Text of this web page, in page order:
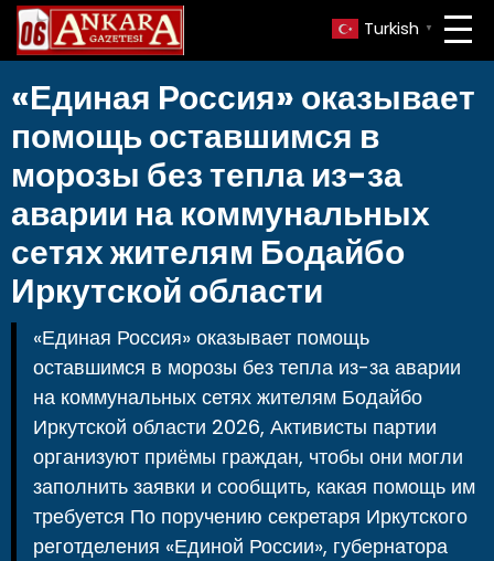
Turkish ▼
«Единая Россия» оказывает
помощь оставшимся в
морозы без тепла из-за
аварии на коммунальных
сетях жителям Бодайбо
Иркутской области
«Единая Россия» оказывает помощь
оставшимся в морозы без тепла из-за аварии
на коммунальных сетях жителям Бодайбо
Иркутской области 2026, Активисты партии
организуют приёмы граждан, чтобы они могли
заполнить заявки и сообщить, какая помощь им
требуется По поручению секретаря Иркутского
реготделения «Единой России», губернатора